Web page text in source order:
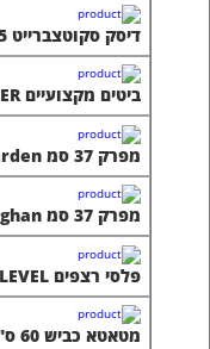
דיסק סקוטצברייט 4.5 מוקצף לליטוש RHODIUS
ביטים מקצועיים HELLER גרמניה
מפרק 37 סמ Harden
מפרק 37 סמ Vaughan
פלסי רצפים LEVEL
מטאטא כביש 60 ס"מ מקצועי + ידית עבה